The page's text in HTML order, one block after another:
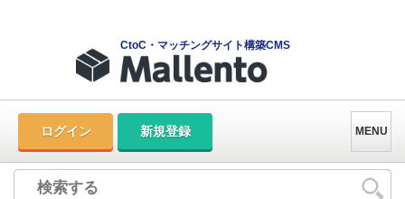
CtoC・マッチングサイト構築CMS
ログイン 新規登録 MENU